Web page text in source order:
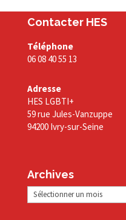
Contacter HES
Téléphone
06 08 40 55 13
Adresse
HES LGBTI+
59 rue Jules-Vanzuppe
94200 Ivry-sur-Seine
Archives
Archives